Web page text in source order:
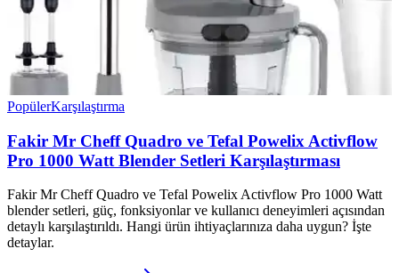
PopülerKarşılaştırma
Fakir Mr Cheff Quadro ve Tefal Powelix Activflow
Pro 1000 Watt Blender Setleri Karşılaştırması
Fakir Mr Cheff Quadro ve Tefal Powelix Activflow Pro 1000 Watt
blender setleri, güç, fonksiyonlar ve kullanıcı deneyimleri açısından
detaylı karşılaştırıldı. Hangi ürün ihtiyaçlarınıza daha uygun? İşte
detaylar.